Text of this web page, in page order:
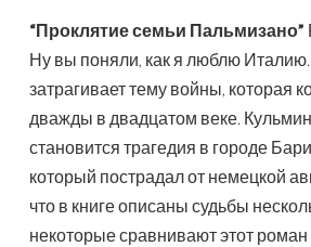
“Проклятие семьи Пальмизано”
Ну вы поняли, как я люблю Италию.
затрагивает тему войны, которая
дважды в двадцатом веке.
становится трагедия в городе
который пострадал от немецкой
что в книге описаны судьбы
некоторые сравнивают этот роман